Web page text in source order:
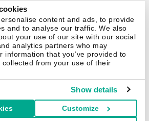
content and ads, to provide
and to analyse our traffic. We also
your use of our site with our social
analytics partners who may
information that you’ve provided to
collected from your use of their
Show details
Customize
Contratto di licenza B2C
Blog Centro risorse Comunicati stampa
Blog Encyclopedia